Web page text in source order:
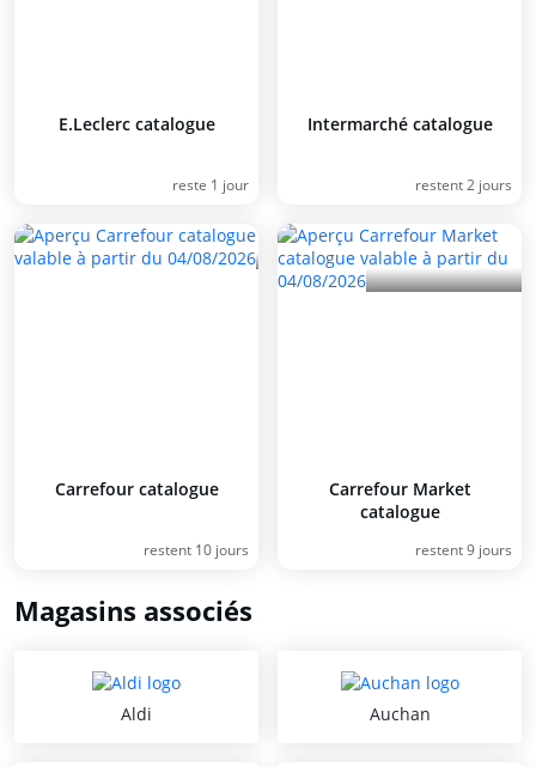
E.Leclerc catalogue
reste 1 jour
Intermarché catalogue
restent 2 jours
Carrefour catalogue
restent 10 jours
Carrefour Market
catalogue
restent 9 jours
Magasins associés
Aldi Auchan